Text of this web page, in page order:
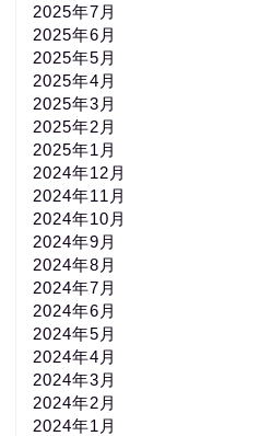
2025年7月
2025年6月
2025年5月
2025年4月
2025年3月
2025年2月
2025年1月
2024年12月
2024年11月
2024年10月
2024年9月
2024年8月
2024年7月
2024年6月
2024年5月
2024年4月
2024年3月
2024年2月
2024年1月